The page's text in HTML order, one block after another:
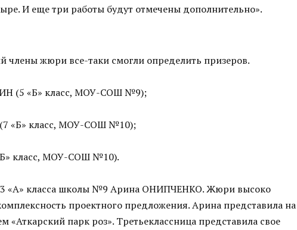
И еще три работы будут отмечены дополнительно».
члены жюри все-таки смогли определить призеров.
(5 «Б» класс, МОУ-СОШ №9);
«Б» класс, МОУ-СОШ №10);
класс, МОУ-СОШ №10).
3 «А» класса школы №9 Арина ОНИПЧЕНКО. Жюри высоко
проектного предложения. Арина представила на
«Аткарский парк роз». Третьеклассница представила свое